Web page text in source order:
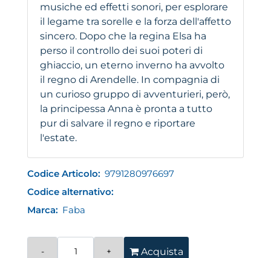
musiche ed effetti sonori, per esplorare
il legame tra sorelle e la forza dell'affetto
sincero. Dopo che la regina Elsa ha
perso il controllo dei suoi poteri di
ghiaccio, un eterno inverno ha avvolto
il regno di Arendelle. In compagnia di
un curioso gruppo di avventurieri, però,
la principessa Anna è pronta a tutto
pur di salvare il regno e riportare
l'estate.
Codice Articolo: 9791280976697
Codice alternativo:
Marca: Faba
Acquista